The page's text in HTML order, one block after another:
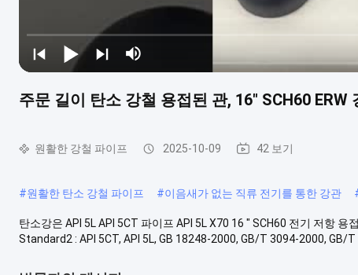
주문 길이 탄소 강철 용접된 관, 16" SCH60 ERW
원활한 강철 파이프 2025-10-09 42 보기
#원활한 탄소 강철 파이프 #이음새가 없는 직류 전기를 통한 강관
탄소강은 API 5L API 5CT 파이프 API 5L X70 16 " SCH60 전기 저항 용
Standard2 : API 5CT, API 5L, GB 18248-2000, GB/T 3094-2000, GB/T